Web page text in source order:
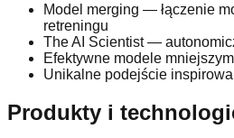
Model merging — łączenie
retreningu
The AI Scientist —
Efektywne modele
Unikalne podejście
Produkty i